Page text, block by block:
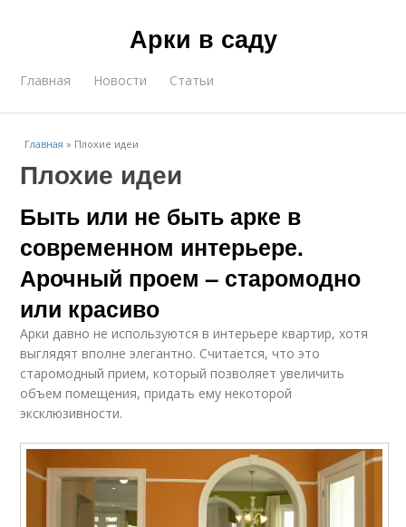
Арки в саду
Главная Новости Статьи
Главная » Плохие идеи
Плохие идеи
Быть или не быть арке в
современном интерьере.
Арочный проем – старомодно
или красиво
Арки давно не используются в интерьере квартир, хотя
выглядят вполне элегантно. Считается, что это
старомодный прием, который позволяет увеличить
объем помещения, придать ему некоторой
эксклюзивности.